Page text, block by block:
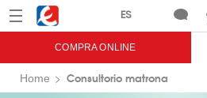
Menú Eroski
COMPRA ONLINE
Home Consultorio matrona